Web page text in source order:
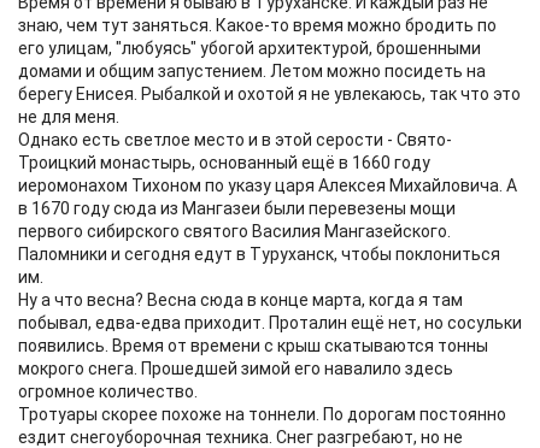
знаю, чем тут заняться. Какое-то время можно бродить по
его улицам, "любуясь" убогой архитектурой, брошенными
домами и общим запустением. Летом можно посидеть на
берегу Енисея. Рыбалкой и охотой я не увлекаюсь, так что это
не для меня.
Однако есть светлое место и в этой серости - Свято-
Троицкий монастырь, основанный ещё в 1660 году
иеромонахом Тихоном по указу царя Алексея Михайловича. А
в 1670 году сюда из Мангазеи были перевезены мощи
первого сибирского святого Василия Мангазейского.
Паломники и сегодня едут в Туруханск, чтобы поклониться
им.
Ну а что весна? Весна сюда в конце марта, когда я там
побывал, едва-едва приходит. Проталин ещё нет, но сосульки
появились. Время от времени с крыш скатываются тонны
мокрого снега. Прошедшей зимой его навалило здесь
огромное количество.
Тротуары скорее похоже на тоннели. По дорогам постоянно
ездит снегоуборочная техника. Снег разгребают, но не